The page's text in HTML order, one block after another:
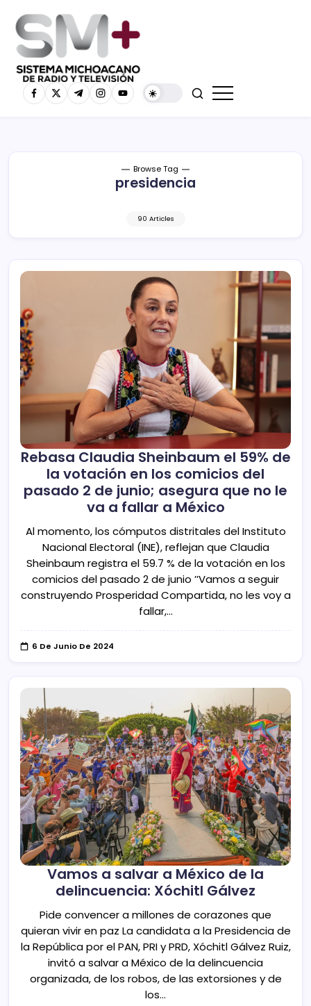
Browse Tag
presidencia
90 Articles
Rebasa Claudia Sheinbaum el 59% de
la votación en los comicios del
pasado 2 de junio; asegura que no le
va a fallar a México
Al momento, los cómputos distritales del Instituto
Nacional Electoral (INE), reflejan que Claudia
Sheinbaum registra el 59.7 % de la votación en los
comicios del pasado 2 de junio ’’Vamos a seguir
construyendo Prosperidad Compartida, no les voy a
fallar,…
6 De Junio De 2024
Vamos a salvar a México de la
delincuencia: Xóchitl Gálvez
Pide convencer a millones de corazones que
quieran vivir en paz La candidata a la Presidencia de
la República por el PAN, PRI y PRD, Xóchitl Gálvez Ruiz,
invitó a salvar a México de la delincuencia
organizada, de los robos, de las extorsiones y de
los…